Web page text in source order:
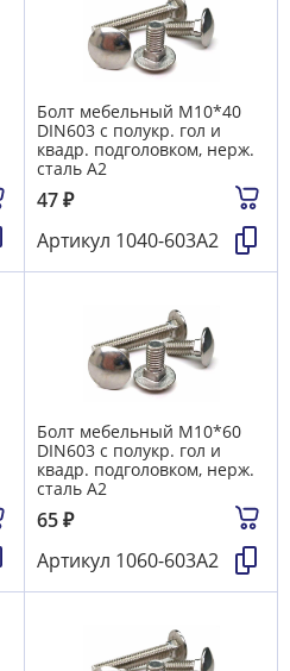
Болт мебельный М10*40
DIN603 с полукр. гол и
квадр. подголовком, нерж.
сталь А2
47₽
Артикул 1040-603А2
Болт мебельный М10*60
DIN603 с полукр. гол и
квадр. подголовком, нерж.
сталь А2
65₽
Артикул 1060-603А2